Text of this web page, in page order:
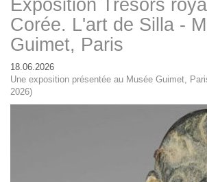
Exposition Trésors
Corée. L'art de Silla -
Guimet, Paris
18.06.2026
Une exposition présentée au Musée Guimet,
2026)